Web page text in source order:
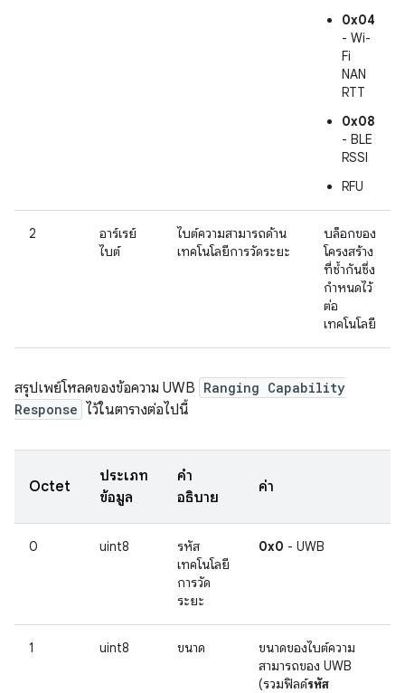
0x04
- Wi-
Fi
NAN
RTT
0x08
- BLE
RSSI
RFU
2
อาร์เรย์
ไบต์
ไบต์ความสามารถด้าน
เทคโนโลยีการวัดระยะ
บล็อกของ
โครงสร้าง
ที่ซ้ำกันซึ่ง
กำหนดไว้
ต่อ
เทคโนโลยี
สรุปเพย์โหลดของข้อความ UWB Ranging Capability
Response ไว้ในตารางต่อไปนี้
Octet
ประเภท
ข้อมูล
คำ
อธิบาย
ค่า
0 uint8
รหัส
เทคโนโลยี
การวัด
ระยะ
0x0 - UWB
1 uint8 ขนาด
ขนาดของไบต์ความ
สามารถของ UWB
(รวมฟิลด์รหัส